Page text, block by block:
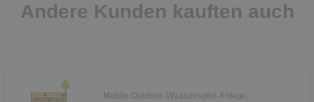
Andere Kunden kauften auch
Mobile Outdoor-Wasserspiel-Anlage,